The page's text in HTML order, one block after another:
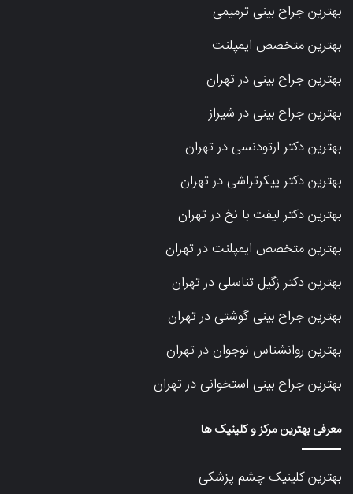
بهترین جراح بینی ترمیمی
بهترین متخصص ایمپلنت
بهترین جراح بینی در تهران
بهترین جراح بینی در شیراز
بهترین دکتر ارتودنسی در تهران
بهترین دکتر پیکرتراشی در تهران
بهترین دکتر لیفت با نخ در تهران
بهترین متخصص ایمپلنت در تهران
بهترین دکتر زگیل تناسلی در تهران
بهترین جراح بینی گوشتی در تهران
بهترین روانشناس نوجوان در تهران
بهترین جراح بینی استخوانی در تهران
معرفی بهترین مرکز و کلینیک ها
بهترین کلینیک چشم پزشکی